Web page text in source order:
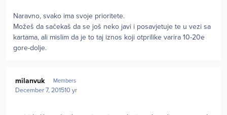
Naravno, svako ima svoje prioritete.
Možeš da sačekaš da se još neko javi i posavjetuje te u vezi sa
kartama, ali mislim da je to taj iznos koji otprilike varira 10-20e
gore-dolje.
milanvuk Members
December 7, 201510 yr